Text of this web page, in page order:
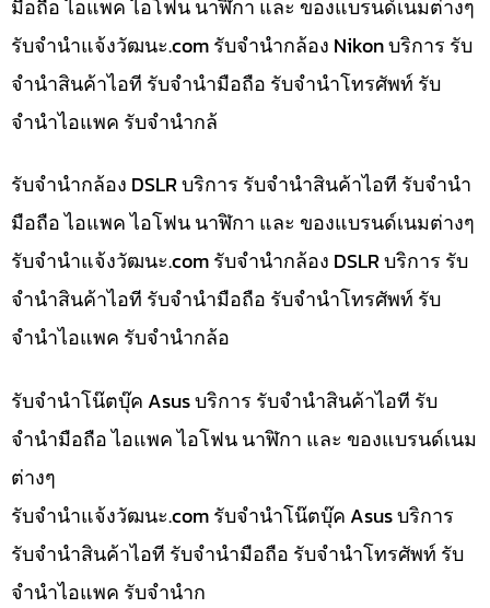
มือถือ ไอแพค ไอโฟน นาฬิกา และ ของแบรนด์เนมต่างๆ
รับจํานําแจ้งวัฒนะ.com รับจำนำกล้อง Nikon บริการ รับ
จำนำสินค้าไอที รับจำนำมือถือ รับจำนำโทรศัพท์ รับ
จำนำไอแพค รับจำนำกล้
รับจำนำกล้อง DSLR บริการ รับจำนำสินค้าไอที รับจำนำ
มือถือ ไอแพค ไอโฟน นาฬิกา และ ของแบรนด์เนมต่างๆ
รับจํานําแจ้งวัฒนะ.com รับจำนำกล้อง DSLR บริการ รับ
จำนำสินค้าไอที รับจำนำมือถือ รับจำนำโทรศัพท์ รับ
จำนำไอแพค รับจำนำกล้อ
รับจำนำโน๊ตบุ๊ค Asus บริการ รับจำนำสินค้าไอที รับ
จำนำมือถือ ไอแพค ไอโฟน นาฬิกา และ ของแบรนด์เนม
ต่างๆ
รับจํานําแจ้งวัฒนะ.com รับจำนำโน๊ตบุ๊ค Asus บริการ
รับจำนำสินค้าไอที รับจำนำมือถือ รับจำนำโทรศัพท์ รับ
จำนำไอแพค รับจำนำก